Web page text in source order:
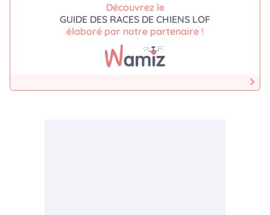
Découvrez le
GUIDE DES RACES DE CHIENS LOF
élaboré par notre partenaire !